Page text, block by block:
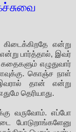
கிடைக்கிறதே என்று
பார்த்தால், இவர்
எழுதுவார்
கொஞ்ச நாள்
தான் என்று
தெரியாது.
வருவோம். எப்போ
போடுறாங்களேனு